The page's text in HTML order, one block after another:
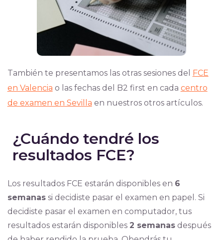
También te presentamos las otras sesiones del FCE
en Valencia o las fechas del B2 first en cada centro
de examen en Sevilla en nuestros otros artículos.
¿Cuándo tendré los
resultados FCE?
Los resultados FCE estarán disponibles en 6
semanassi decidiste pasar el examen en papel. Si
decidiste pasar el examen en computador, tus
resultados estarán disponibles 2 semanasdespués